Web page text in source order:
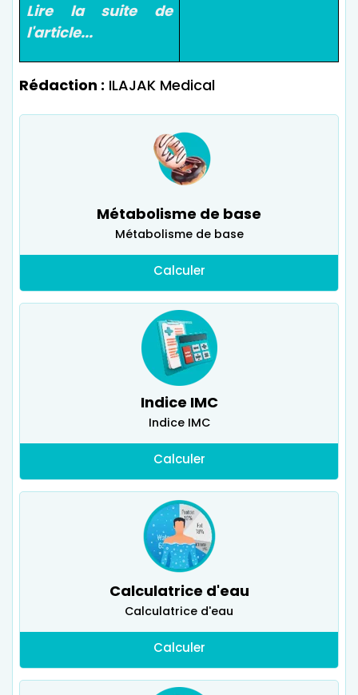
Lire la suite de
l'article...
Rédaction : ILAJAK Medical
Métabolisme de base
Métabolisme de base
Calculer
Indice IMC
Indice IMC
Calculer
Calculatrice d'eau
Calculatrice d'eau
Calculer